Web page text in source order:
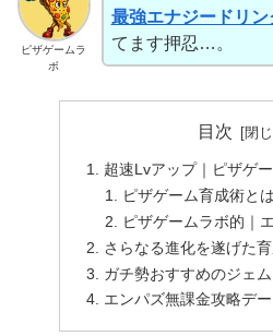
ピザゲームラ
ボ
最強エナジードリン
てます押忍…。
目次
超速Lvアップ｜ピザゲ
ピザゲーム育成術とは
ピザゲームラボ的｜
さらなる進化を遂げた
ガチ勢おすすめのジェ
エンパズ無課金攻略デ